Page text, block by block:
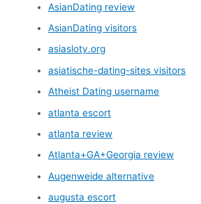
AsianDating review
AsianDating visitors
asiasloty.org
asiatische-dating-sites visitors
Atheist Dating username
atlanta escort
atlanta review
Atlanta+GA+Georgia review
Augenweide alternative
augusta escort